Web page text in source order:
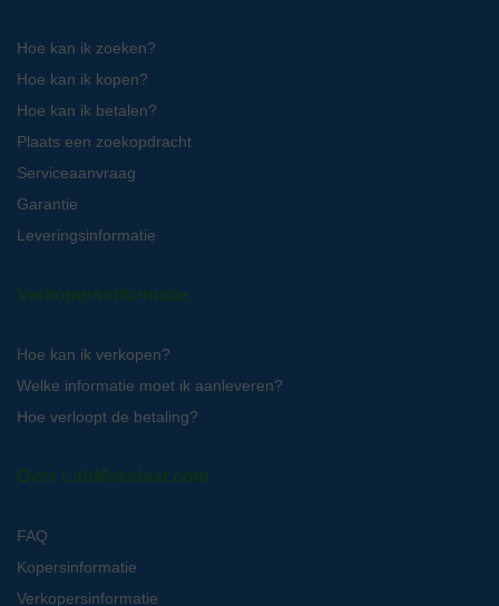
Hoe kan ik zoeken?
Hoe kan ik kopen?
Hoe kan ik betalen?
Plaats een zoekopdracht
Serviceaanvraag
Garantie
Leveringsinformatie
Verkopersinformatie
Hoe kan ik verkopen?
Welke informatie moet ik aanleveren?
Hoe verloopt de betaling?
Over LabMakelaar.com
FAQ
Kopersinformatie
Verkopersinformatie